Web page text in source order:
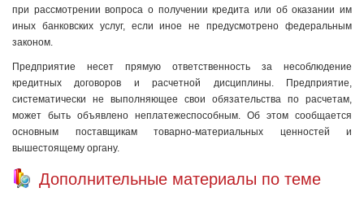
при рассмотрении вопроса о получении кредита или об оказании им
иных банковских услуг, если иное не предусмотрено федеральным
законом.
Предприятие несет прямую ответственность за несоблюдение
кредитных договоров и расчетной дисциплины. Предприятие,
систематически не выполняющее свои обязательства по расчетам,
может быть объявлено неплатежеспособным. Об этом сообщается
основным поставщикам товарно-материальных ценностей и
вышестоящему органу.
Дополнительные материалы по теме